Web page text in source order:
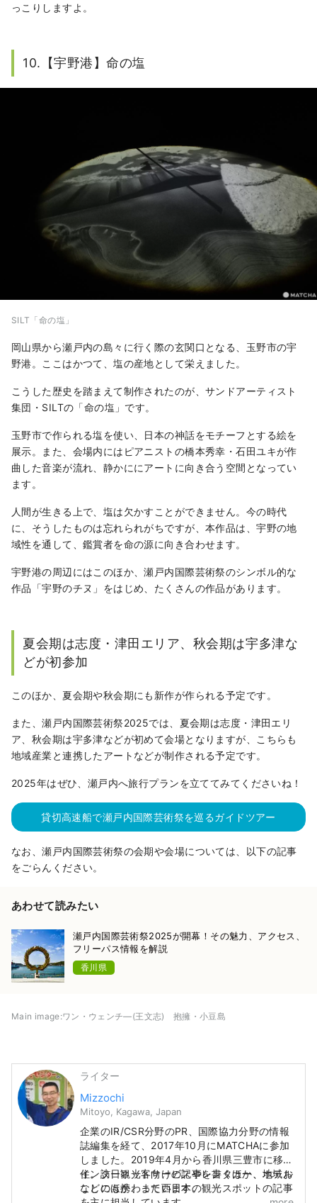
っこりしますよ。
10.【宇野港】命の塩
SILT「命の塩」
岡山県から瀬戸内の島々に行く際の玄関口となる、玉野市の宇
野港。ここはかつて、塩の産地として栄えました。
こうした歴史を踏まえて制作されたのが、サンドアーティスト
集団・SILTの「命の塩」です。
玉野市で作られる塩を使い、日本の神話をモチーフとする絵を
展示。また、会場内にはピアニストの橋本秀幸・石田ユキが作
曲した音楽が流れ、静かににアートに向き合う空間となってい
ます。
人間が生きる上で、塩は欠かすことができません。今の時代
に、そうしたものは忘れられがちですが、本作品は、宇野の地
域性を通して、鑑賞者を命の源に向き合わせます。
宇野港の周辺にはこのほか、瀬戸内国際芸術祭のシンボル的な
作品「宇野のチヌ」をはじめ、たくさんの作品があります。
夏会期は志度・津田エリア、秋会期は宇多津な
どが初参加
このほか、夏会期や秋会期にも新作が作られる予定です。
また、瀬戸内国際芸術祭2025では、夏会期は志度・津田エリ
ア、秋会期は宇多津などが初めて会場となりますが、こちらも
地域産業と連携したアートなどが制作される予定です。
2025年はぜひ、瀬戸内へ旅行プランを立ててみてくださいね！
貸切高速船で瀬戸内国際芸術祭を巡るガイドツアー
なお、瀬戸内国際芸術祭の会期や会場については、以下の記事
をごらんください。
あわせて読みたい
瀬戸内国際芸術祭2025が開幕！その魅力、アクセス、
フリーパス情報を解説
香川県
Main image:ワン・ウェンチ―(王文志) 抱擁・小豆島
ライター
Mizzochi
Mitoyo, Kagawa, Japan
企業のIR/CSR分野のPR、国際協力分野の情報
誌編集を経て、2017年10月にMATCHAに参加
しました。2019年4月から香川県三豊市に移
住。訪日観光客向けの記事を書くほか、地域お
こしにも携わっています。
インターネットサービスやレンタカー、ホテル
などのほか、また西日本の観光スポットの記事